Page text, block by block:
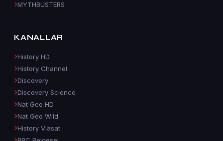
MYTHBUSTERS
KANALLAR
History HD
History Channel
Discovery
Discovery Science
Nat Geo HD
Nat Geo Wild
History Viasat